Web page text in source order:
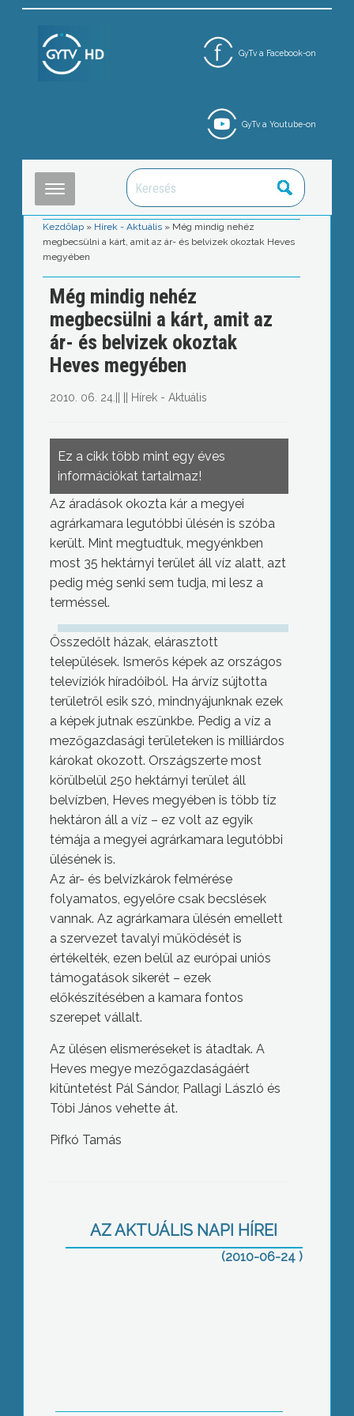
GyTv a Facebook-on
GyTv a Youtube-on
Kezdőlap » Hírek - Aktuális » Még mindig nehéz
megbecsülni a kárt, amit az ár- és belvizek okoztak Heves
megyében
Még mindig nehéz
megbecsülni a kárt, amit az
ár- és belvizek okoztak
Heves megyében
2010. 06. 24. Hírek - Aktuális
Ez a cikk több mint egy éves
információkat tartalmaz!
Az áradások okozta kár a megyei
agrárkamara legutóbbi ülésén is szóba
került. Mint megtudtuk, megyénkben
most 35 hektárnyi terület áll víz alatt, azt
pedig még senki sem tudja, mi lesz a
terméssel.
Összedőlt házak, elárasztott
települések. Ismerős képek az országos
televíziók híradóiból. Ha árvíz sújtotta
területről esik szó, mindnyájunknak ezek
a képek jutnak eszünkbe. Pedig a víz a
mezőgazdasági területeken is milliárdos
károkat okozott. Országszerte most
körülbelül 250 hektárnyi terület áll
belvízben, Heves megyében is több tíz
hektáron áll a víz – ez volt az egyik
témája a megyei agrárkamara legutóbbi
ülésének is.
Az ár- és belvízkárok felmérése
folyamatos, egyelőre csak becslések
vannak. Az agrárkamara ülésén emellett
a szervezet tavalyi működését is
értékelték, ezen belül az európai uniós
támogatások sikerét – ezek
előkészítésében a kamara fontos
szerepet vállalt.
Az ülésen elismeréseket is átadtak. A
Heves megye mezőgazdaságáért
kitüntetést Pál Sándor, Pallagi László és
Tóbi János vehette át.
Pifkó Tamás
AZ AKTUÁLIS NAPI HÍREI
(2010-06-24 )
tulajdonban álló pipishegyi repülőteret